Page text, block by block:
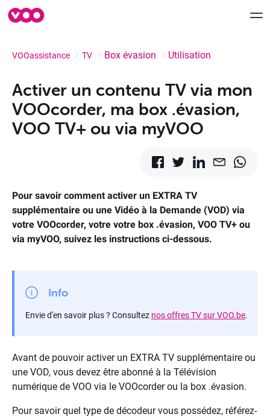
myVOO
FORUM
Déménagement
Contactez-nous
VOOassistance TV Box évasion Utilisation
Activer un contenu TV via mon
VOOcorder, ma box .évasion,
VOO TV+ ou via myVOO
Pour savoir comment activer un EXTRA TV
supplémentaire ou une Vidéo à la Demande (VOD) via
votre VOOcorder, votre votre box .évasion, VOO TV+ ou
via myVOO, suivez les instructions ci-dessous.
Info
Envie d'en savoir plus ? Consultez nos offres TV sur VOO.be.
Avant de pouvoir activer un EXTRA TV supplémentaire ou
une VOD, vous devez être abonné à la Télévision
numérique de VOO via le VOOcorder ou la box .évasion.
Pour savoir quel type de décodeur vous possédez, référez-